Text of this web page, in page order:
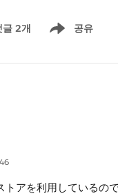
글 2개 공유
Show menu
トアを​利用しているの